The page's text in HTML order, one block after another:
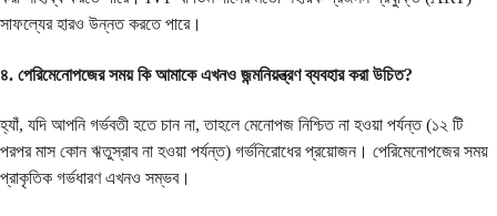
সাফল্যের হারও উন্নত করতে পারে।
৪. পেরিমেনোপজের সময় কি আমাকে এখনও জন্মনিয়ন্ত্রণ ব্যবহার করা উচিত?
হ্যাঁ, যদি আপনি গর্ভবতী হতে চান না, তাহলে মেনোপজ নিশ্চিত না হওয়া পর্যন্ত (১২ টি
পরপর মাস কোন ঋতুস্রাব না হওয়া পর্যন্ত) গর্ভনিরোধের প্রয়োজন। পেরিমেনোপজের সময়
প্রাকৃতিক গর্ভধারণ এখনও সম্ভব।